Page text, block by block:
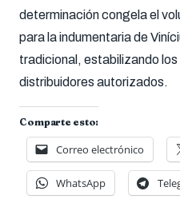
determinación congela el
para la indumentaria de
tradicional, estabilizando
distribuidores autorizados.
Comparte esto:
Correo electrónico
WhatsApp